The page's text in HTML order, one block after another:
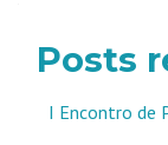
Posts
I Encontro de